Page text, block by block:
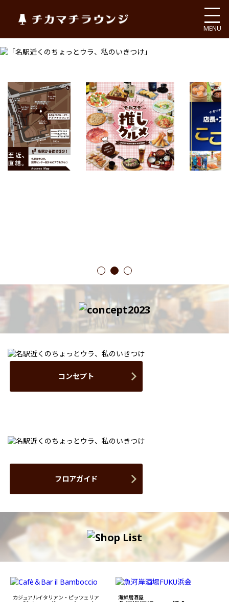
チカマチラウンジ
MENU
1 2 3
コンセプト
フロアガイド
カジュアルイタリアン・ピッツェリア 海鮮居酒屋